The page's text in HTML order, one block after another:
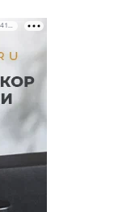
РЕКЛАМА • ООО «ДРУЖБА» ИНН 9704146411